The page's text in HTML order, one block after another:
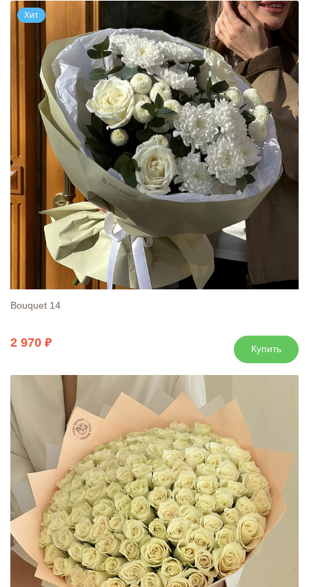
Хит
Bouquet 14
2 970 Купить